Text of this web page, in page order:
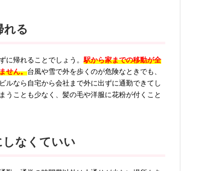
れる
に帰れることでしょう。 駅から家までの移動が全
せん。台風や雪で外を歩くのが危険なときでも、
ルなら自宅から会社まで外に出ずに通勤できてし
うことも少なく、髪の毛や洋服に花粉が付くこと
なくていい